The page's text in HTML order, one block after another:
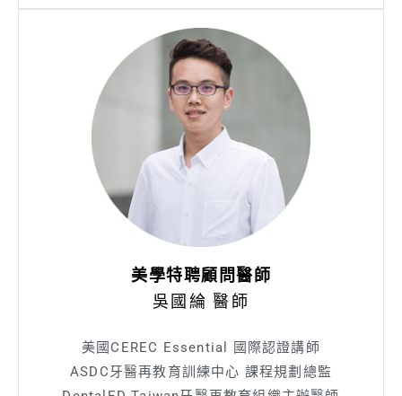
美學特聘顧問醫師
吳國綸 醫師
美國CEREC Essential 國際認證講師
ASDC牙醫再教育訓練中心 課程規劃總監